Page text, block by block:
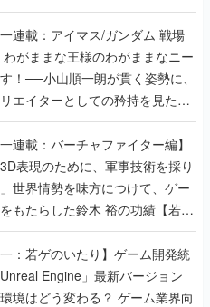
連載：アイマス/ガンダム 戦場
がままな王様のわがままなニー
！──小山順一朗が貫く姿勢に、
エイターとしての矜持を見た
たり最終回】
一連載：バーチャファイター編】
3D表現のために、軍事技術を採り
世界情勢を味方につけて、ゲー
もたらした鈴木 裕の功績【若ゲ
一：若ゲのいたり】ゲーム開発統
Engine」最新バージョン
境はどう変わる？ ゲーム業界向